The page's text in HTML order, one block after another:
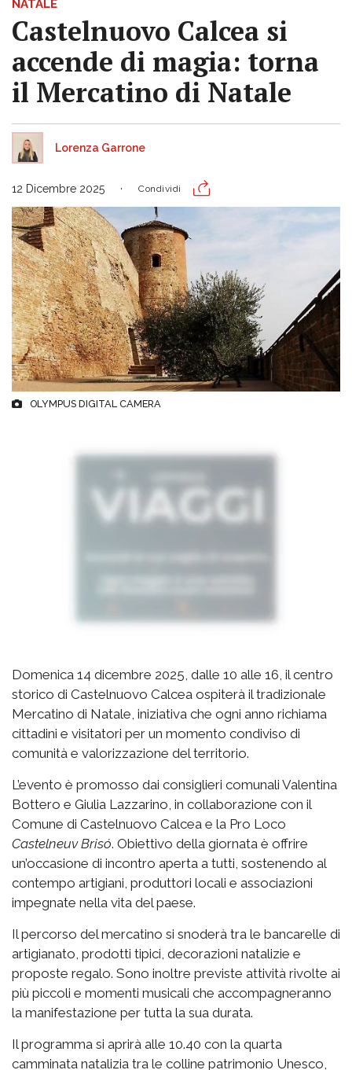
NATALE
Castelnuovo Calcea si
accende di magia: torna
il Mercatino di Natale
Lorenza Garrone
12 Dicembre 2025 Condividi
OLYMPUS DIGITAL CAMERA
Domenica 14 dicembre 2025, dalle 10 alle 16, il centro
storico di Castelnuovo Calcea ospiterà il tradizionale
Mercatino di Natale, iniziativa che ogni anno richiama
cittadini e visitatori per un momento condiviso di
comunità e valorizzazione del territorio.
L’evento è promosso dai consiglieri comunali Valentina
Bottero e Giulia Lazzarino, in collaborazione con il
Comune di Castelnuovo Calcea e la Pro Loco
Castelneuv Brisó. Obiettivo della giornata è offrire
un’occasione di incontro aperta a tutti, sostenendo al
contempo artigiani, produttori locali e associazioni
impegnate nella vita del paese.
Il percorso del mercatino si snoderà tra le bancarelle di
artigianato, prodotti tipici, decorazioni natalizie e
proposte regalo. Sono inoltre previste attività rivolte ai
più piccoli e momenti musicali che accompagneranno
la manifestazione per tutta la sua durata.
Il programma si aprirà alle 10.40 con la quarta
camminata natalizia tra le colline patrimonio Unesco,